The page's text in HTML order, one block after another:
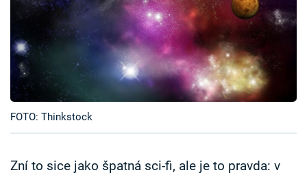
Pořady
TV Program
Časopis
Sledujte prima+
Přihlášení
FOTO: Thinkstock
Zní to sice jako špatná sci-fi, ale je to pravda: v